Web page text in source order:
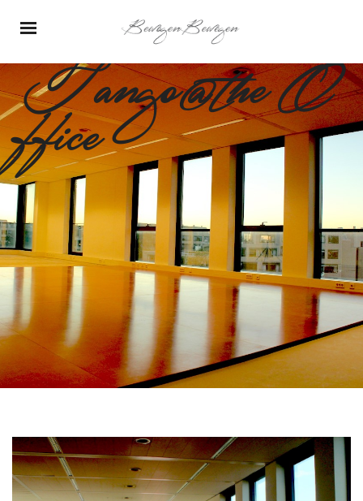
Tango@theO
ffice